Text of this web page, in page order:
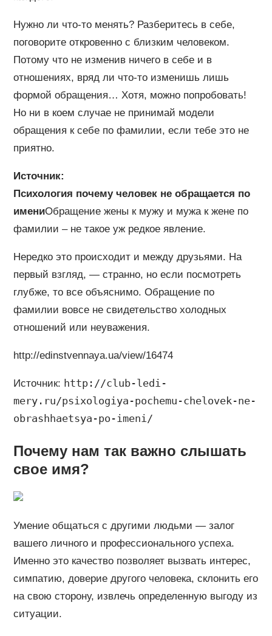
Нужно ли что-то менять? Разберитесь в себе,
поговорите откровенно с близким человеком.
Потому что не изменив ничего в себе и в
отношениях, вряд ли что-то изменишь лишь
формой обращения… Хотя, можно попробовать!
Но ни в коем случае не принимай модели
обращения к себе по фамилии, если тебе это не
приятно.
Источник:
Психология почему человек не обращается по
имениОбращение жены к мужу и мужа к жене по
фамилии – не такое уж редкое явление.
Нередко это происходит и между друзьями. На
первый взгляд, — странно, но если посмотреть
глубже, то все объяснимо. Обращение по
фамилии вовсе не свидетельство холодных
отношений или неуважения.
http://edinstvennaya.ua/view/16474
Источник: http://club-ledi-
mery.ru/psixologiya-pochemu-chelovek-ne-
obrashhaetsya-po-imeni/
Почему нам так важно слышать
свое имя?
Умение общаться с другими людьми — залог
вашего личного и профессионального успеха.
Именно это качество позволяет вызвать интерес,
симпатию, доверие другого человека, склонить его
на свою сторону, извлечь определенную выгоду из
ситуации.